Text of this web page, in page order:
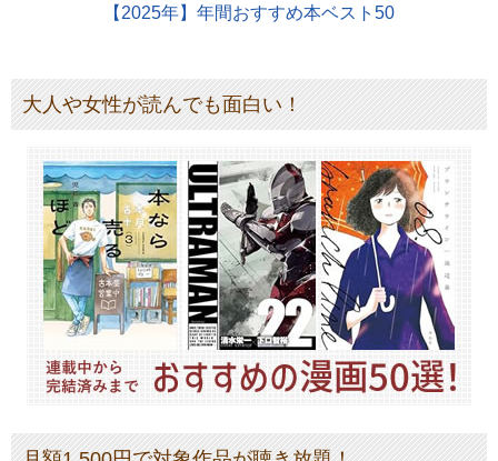
【2025年】年間おすすめ本ベスト50
大人や女性が読んでも面白い！